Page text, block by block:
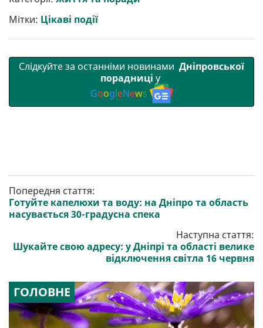
и
т
и
o
o
k
e
r
r A
Мітки: Цікаві події
Слідкуйте за останніми новинами Дніпровської
порадниці у
GoogleNews
Попередня стаття:
Готуйте капелюхи та воду: на Дніпро та область
насувається 30-градусна спека
Наступна стаття:
Шукайте свою адресу: у Дніпрі та області велике
відключення світла 16 червня
ГОЛОВНЕ